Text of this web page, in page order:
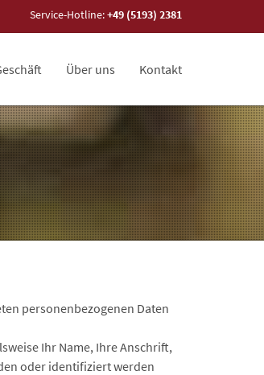
Service-Hotline:+49 (5193) 2381
Über uns Kontakt
personenbezogenen Daten
Ihr Name, Ihre Anschrift,
oder identifiziert werden